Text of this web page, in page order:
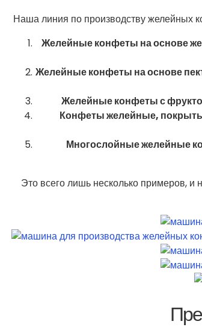
Наша линия по производству желейных
Желейные конфеты на основе
Желейные конфеты на основе
Желейные конфеты с
Конфеты желейные,
Многослойные желейные
Это всего лишь несколько примеров, и